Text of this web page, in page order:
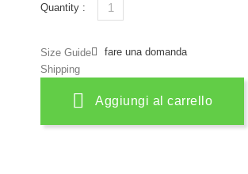
Quantity :
Size Guide
Shipping
fare una domanda
Aggiungi al carrello